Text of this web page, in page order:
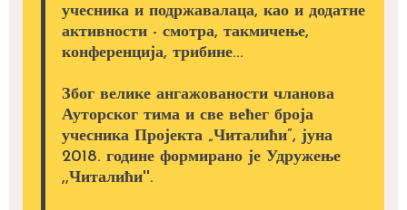
учесника и подржавалаца, као и додатне
активности - смотра, такмичење,
конференција, трибине...
Због велике ангажованости чланова
Ауторског тима и све већег броја
учесника Пројекта „Читалићи”, јуна
2018. године формирано је Удружење
,,Читалићи''.